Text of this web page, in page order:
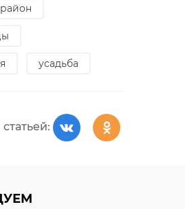
усадьба